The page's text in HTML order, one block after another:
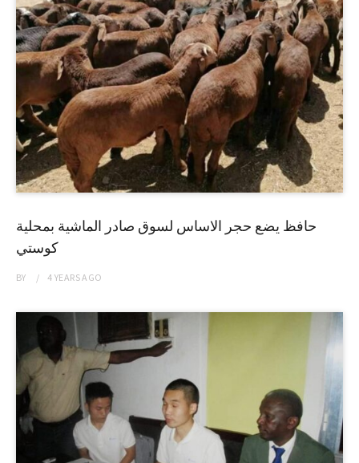
حافظ يضع حجر الاساس لسوق صادر الماشية بمحلية
كوستي
BY 4 YEARSAGO